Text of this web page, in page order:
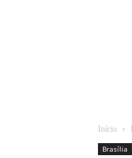
Início
Brasília